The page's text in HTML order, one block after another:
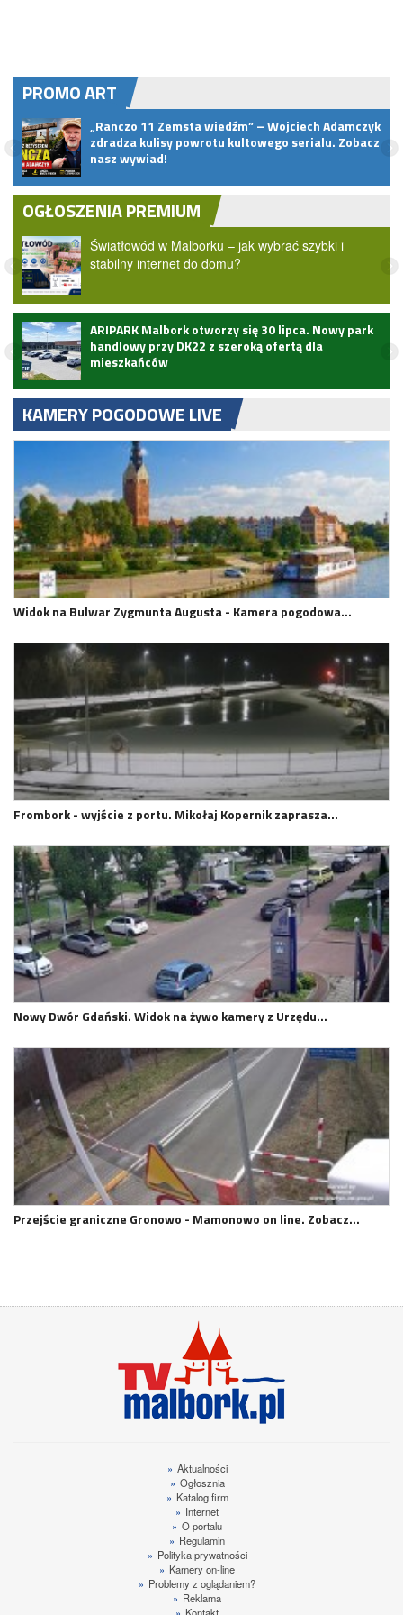
PROMO ART
„Ranczo 11 Zemsta wiedźm” – Wojciech Adamczyk
zdradza kulisy powrotu kultowego serialu. Zobacz
nasz wywiad!
OGŁOSZENIA PREMIUM
Światłowód w Malborku – jak wybrać szybki i
stabilny internet do domu?
ARIPARK Malbork otworzy się 30 lipca. Nowy park
handlowy przy DK22 z szeroką ofertą dla
mieszkańców
KAMERY POGODOWE LIVE
Widok na Bulwar Zygmunta Augusta - Kamera pogodowa…
Frombork - wyjście z portu. Mikołaj Kopernik zaprasza…
Nowy Dwór Gdański. Widok na żywo kamery z Urzędu…
Przejście graniczne Gronowo - Mamonowo on line. Zobacz…
» Aktualności
» Ogłosznia
» Katalog firm
» Internet
» O portalu
» Regulamin
» Polityka prywatności
» Kamery on-line
» Problemy z oglądaniem?
» Reklama
» Kontakt